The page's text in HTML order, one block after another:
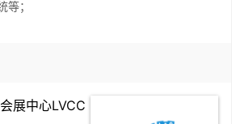
等；
展中心LVCC